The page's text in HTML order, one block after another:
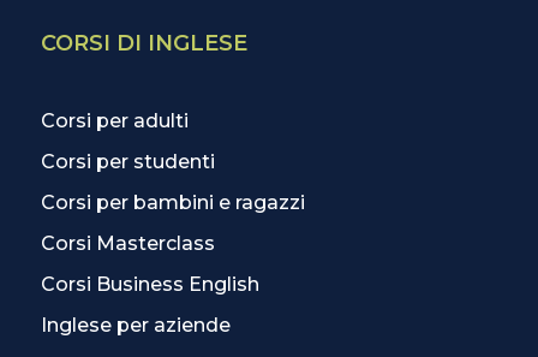
CORSI DI INGLESE
Corsi per adulti
Corsi per studenti
Corsi per bambini e ragazzi
Corsi Masterclass
Corsi Business English
Inglese per aziende